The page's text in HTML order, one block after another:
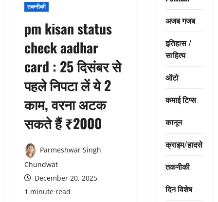
तकनीकी
pm kisan status
check aadhar
card : 25 दिसंबर से
पहले निपटा लें ये 2
काम, वरना अटक
सकते हैं ₹2000
Parmeshwar Singh
Chundwat
December 20, 2025
1 minute read
अजब गजब
इतिहास /
साहित्य
ऑटो
कमाई टिप्स
कानून
क्राइम/हादसे
तकनीकी
दिन विशेष